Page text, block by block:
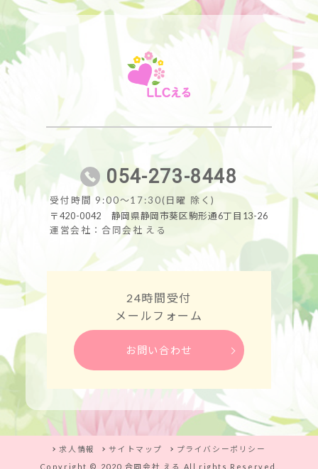
054-273-8448
受付時間 9:00～17:30(日曜 除く)
〒420-0042 静岡県静岡市葵区駒形通6丁目13-26
運営会社：合同会社 える
24時間受付
メールフォーム
お問い合わせ
求人情報 サイトマップ
プライバシーポリシー
Copyright © 2020 合同会社 える All rights Reserved.